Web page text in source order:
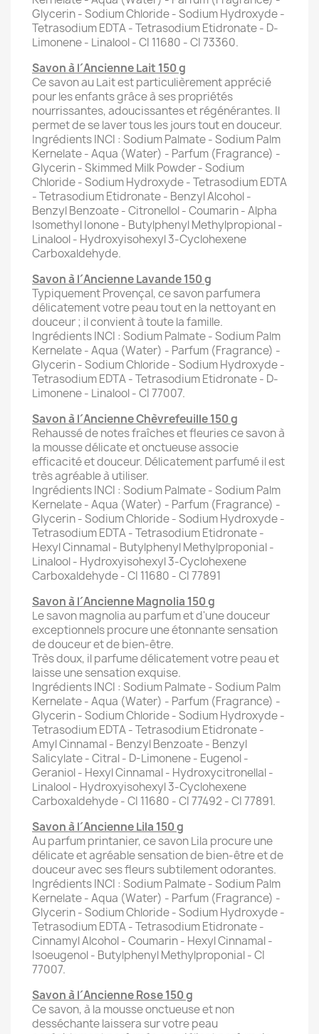
Glycerin - Sodium Chloride - Sodium Hydroxyde -
Tetrasodium EDTA - Tetrasodium Etidronate - D-
Limonene - Linalool - CI 11680 - CI 73360.
Savon à l´Ancienne Lait 150 g
Ce savon au Lait est particulièrement apprécié
pour les enfants grâce à ses propriétés
nourrissantes, adoucissantes et régénérantes. Il
permet de se laver tous les jours tout en douceur.
Ingrédients INCI : Sodium Palmate - Sodium Palm
Kernelate - Aqua (Water) - Parfum (Fragrance) -
Glycerin - Skimmed Milk Powder - Sodium
Chloride - Sodium Hydroxyde - Tetrasodium EDTA
- Tetrasodium Etidronate - Benzyl Alcohol -
Benzyl Benzoate - Citronellol - Coumarin - Alpha
Isomethyl Ionone - Butylphenyl Methylpropional -
Linalool - Hydroxyisohexyl 3-Cyclohexene
Carboxaldehyde.
Savon à l´Ancienne Lavande 150 g
Typiquement Provençal, ce savon parfumera
délicatement votre peau tout en la nettoyant en
douceur ; il convient à toute la famille.
Ingrédients INCI : Sodium Palmate - Sodium Palm
Kernelate - Aqua (Water) - Parfum (Fragrance) -
Glycerin - Sodium Chloride - Sodium Hydroxyde -
Tetrasodium EDTA - Tetrasodium Etidronate - D-
Limonene - Linalool - CI 77007.
Savon à l´Ancienne Chèvrefeuille 150 g
Rehaussé de notes fraîches et fleuries ce savon à
la mousse délicate et onctueuse associe
efficacité et douceur. Délicatement parfumé il est
très agréable à utiliser.
Ingrédients INCI : Sodium Palmate - Sodium Palm
Kernelate - Aqua (Water) - Parfum (Fragrance) -
Glycerin - Sodium Chloride - Sodium Hydroxyde -
Tetrasodium EDTA - Tetrasodium Etidronate -
Hexyl Cinnamal - Butylphenyl Methylproponial -
Linalool - Hydroxyisohexyl 3-Cyclohexene
Carboxaldehyde - CI 11680 - CI 77891
Savon à l´Ancienne Magnolia 150 g
Le savon magnolia au parfum et d'une douceur
exceptionnels procure une étonnante sensation
de douceur et de bien-être.
Très doux, il parfume délicatement votre peau et
laisse une sensation exquise.
Ingrédients INCI : Sodium Palmate - Sodium Palm
Kernelate - Aqua (Water) - Parfum (Fragrance) -
Glycerin - Sodium Chloride - Sodium Hydroxyde -
Tetrasodium EDTA - Tetrasodium Etidronate -
Amyl Cinnamal - Benzyl Benzoate - Benzyl
Salicylate - Citral - D-Limonene - Eugenol -
Geraniol - Hexyl Cinnamal - Hydroxycitronellal -
Linalool - Hydroxyisohexyl 3-Cyclohexene
Carboxaldehyde - CI 11680 - CI 77492 - CI 77891.
Savon à l´Ancienne Lila 150 g
Au parfum printanier, ce savon Lila procure une
délicate et agréable sensation de bien-être et de
douceur avec ses fleurs subtilement odorantes.
Ingrédients INCI : Sodium Palmate - Sodium Palm
Kernelate - Aqua (Water) - Parfum (Fragrance) -
Glycerin - Sodium Chloride - Sodium Hydroxyde -
Tetrasodium EDTA - Tetrasodium Etidronate -
Cinnamyl Alcohol - Coumarin - Hexyl Cinnamal -
Isoeugenol - Butylphenyl Methylproponial - CI
77007.
Savon à l´Ancienne Rose 150 g
Ce savon, à la mousse onctueuse et non
desséchante laissera sur votre peau